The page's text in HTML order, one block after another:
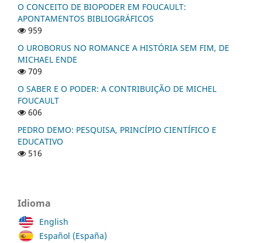
O CONCEITO DE BIOPODER EM FOUCAULT:
APONTAMENTOS BIBLIOGRÁFICOS
959
O UROBORUS NO ROMANCE A HISTÓRIA SEM FIM, DE
MICHAEL ENDE
709
O SABER E O PODER: A CONTRIBUIÇÃO DE MICHEL
FOUCAULT
606
PEDRO DEMO: PESQUISA, PRINCÍPIO CIENTÍFICO E
EDUCATIVO
516
Idioma
English
Español (España)